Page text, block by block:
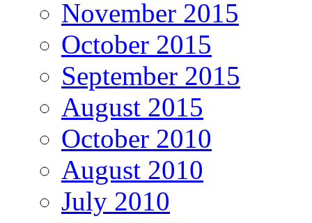
November 2015
October 2015
September 2015
August 2015
October 2010
August 2010
July 2010